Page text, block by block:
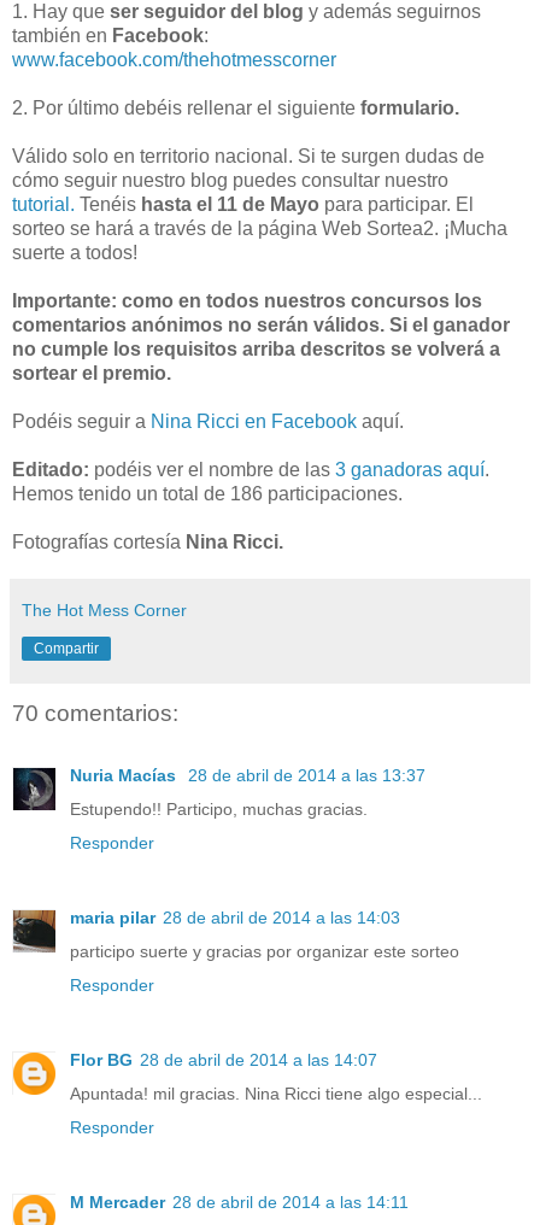
1. Hay que ser seguidor del blog y además seguirnos
también en Facebook:
www.facebook.com/thehotmesscorner
2. Por último debéis rellenar el siguiente formulario.
Válido solo en territorio nacional. Si te surgen dudas de
cómo seguir nuestro blog puedes consultar nuestro
tutorial. Tenéis hasta el 11 de Mayo para participar. El
sorteo se hará a través de la página Web Sortea2. ¡Mucha
suerte a todos!
Importante: como en todos nuestros concursos los
comentarios anónimos no serán válidos. Si el ganador
no cumple los requisitos arriba descritos se volverá a
sortear el premio.
Podéis seguir a Nina Ricci en Facebook aquí.
Editado: podéis ver el nombre de las 3 ganadoras aquí.
Hemos tenido un total de 186 participaciones.
Fotografías cortesía Nina Ricci.
The Hot Mess Corner
Compartir
70 comentarios:
Nuria Macías
28 de abril de 2014 a las 13:37
Estupendo!! Participo, muchas gracias.
Responder
maria pilar 28 de abril de 2014 a las 14:03
participo suerte y gracias por organizar este sorteo
Responder
Flor BG 28 de abril de 2014 a las 14:07
Apuntada! mil gracias. Nina Ricci tiene algo especial...
Responder
M Mercader 28 de abril de 2014 a las 14:11